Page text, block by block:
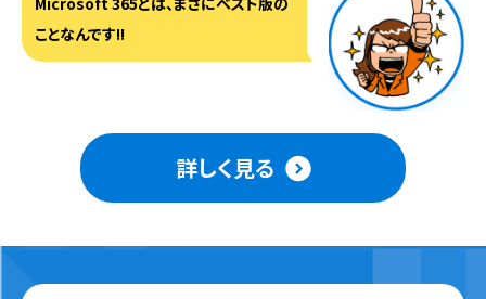
ことなんです!!
詳しく見る